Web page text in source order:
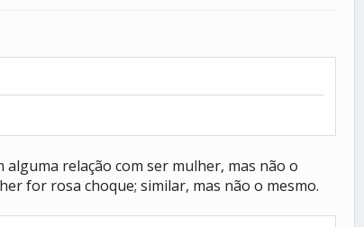
relação com ser mulher, mas não o
for rosa choque; similar, mas não o mesmo.